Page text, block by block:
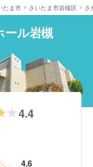
たま市 さいたま市岩槻区 さ
ール岩槻
4.4
4.6